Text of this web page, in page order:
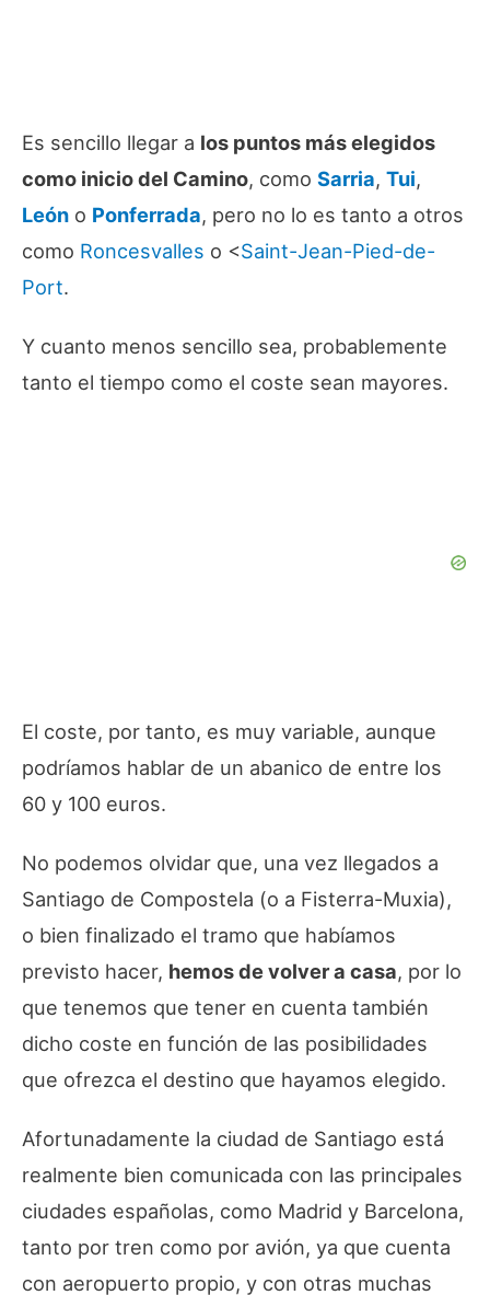
Es sencillo llegar a los puntos más elegidos
como inicio del Camino, como Sarria, Tui,
León o Ponferrada, pero no lo es tanto a otros
como Roncesvalles o <Saint-Jean-Pied-de-
Port.
Y cuanto menos sencillo sea, probablemente
tanto el tiempo como el coste sean mayores.
El coste, por tanto, es muy variable, aunque
podríamos hablar de un abanico de entre los
60 y 100 euros.
No podemos olvidar que, una vez llegados a
Santiago de Compostela (o a Fisterra-Muxia),
o bien finalizado el tramo que habíamos
previsto hacer, hemos de volver a casa, por lo
que tenemos que tener en cuenta también
dicho coste en función de las posibilidades
que ofrezca el destino que hayamos elegido.
Afortunadamente la ciudad de Santiago está
realmente bien comunicada con las principales
ciudades españolas, como Madrid y Barcelona,
tanto por tren como por avión, ya que cuenta
con aeropuerto propio, y con otras muchas